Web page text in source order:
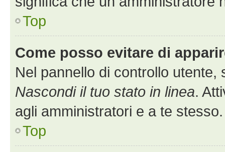
Top
Come posso evitare di
Nel pannello di controllo utente,
Nascondi il tuo stato in linea.
agli amministratori e a te
Top